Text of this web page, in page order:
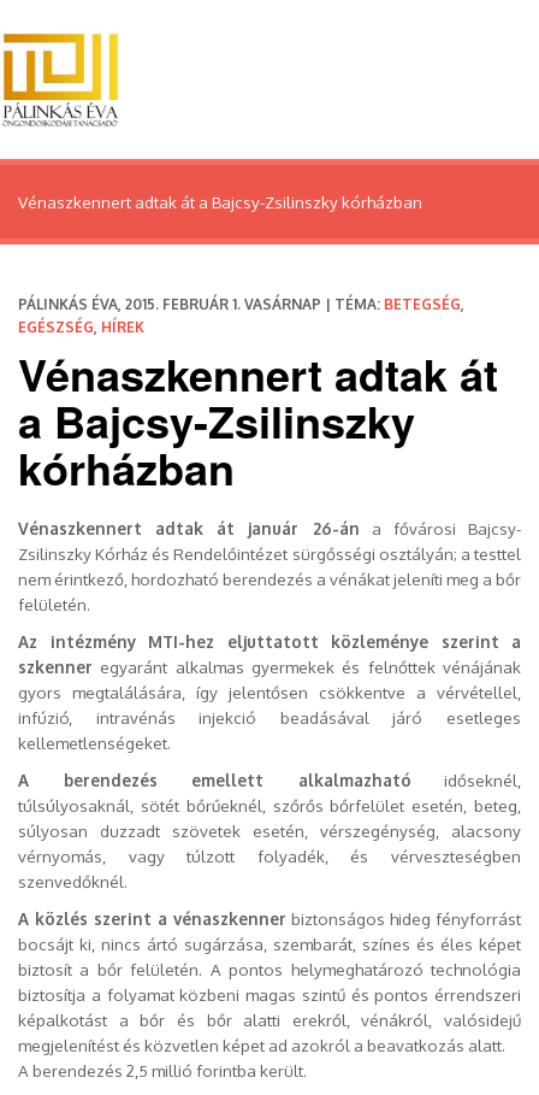
Vénaszkennert adtak át a Bajcsy-Zsilinszky kórházban
PÁLINKÁS ÉVA, 2015. FEBRUÁR 1. VASÁRNAP | TÉMA: BETEGSÉG
EGÉSZSÉG HÍREK
Vénaszkennert adtak át
a Bajcsy-Zsilinszky
kórházban
Vénaszkennert adtak át január 26-án a fővárosi Bajcsy-
Zsilinszky Kórház és Rendelőintézet sürgősségi osztályán; a testtel
nem érintkező, hordozható berendezés a vénákat jeleníti meg a bőr
felületén.
Az intézmény MTI-hez eljuttatott közleménye szerint a
szkenner egyaránt alkalmas gyermekek és felnőttek vénájának
gyors megtalálására, így jelentősen csökkentve a vérvétellel,
infúzió, intravénás injekció beadásával járó esetleges
kellemetlenségeket.
A berendezés emellett alkalmazható időseknél,
túlsúlyosaknál, sötét bőrűeknél, szőrős bőrfelület esetén, beteg,
súlyosan duzzadt szövetek esetén, vérszegénység, alacsony
vérnyomás, vagy túlzott folyadék, és vérveszteségben
szenvedőknél.
A közlés szerint a vénaszkenner biztonságos hideg fényforrást
bocsájt ki, nincs ártó sugárzása, szembarát, színes és éles képet
biztosít a bőr felületén. A pontos helymeghatározó technológia
biztosítja a folyamat közbeni magas szintű és pontos érrendszeri
képalkotást a bőr és bőr alatti erekről, vénákról, valósidejű
megjelenítést és közvetlen képet ad azokról a beavatkozás alatt.
A berendezés 2,5 millió forintba került.